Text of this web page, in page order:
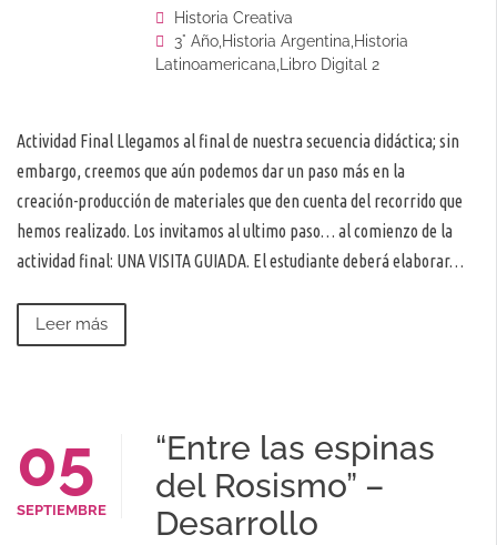
Historia Creativa
3° Año,Historia Argentina,Historia
Latinoamericana,Libro Digital 2
Actividad Final Llegamos al final de nuestra secuencia didáctica; sin
embargo, creemos que aún podemos dar un paso más en la
creación-producción de materiales que den cuenta del recorrido que
hemos realizado. Los invitamos al ultimo paso… al comienzo de la
actividad final: UNA VISITA GUIADA. El estudiante deberá elaborar…
Leer más
05
SEPTIEMBRE
“Entre las espinas
del Rosismo” –
Desarrollo